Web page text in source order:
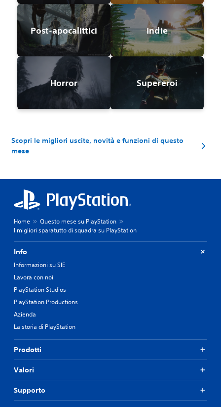
Post-apocalittici Indie
Horror Supereroi
Scopri le migliori uscite, novità e funzioni di questo
mese
Home
Questo mese su PlayStation
I migliori sparatutto di squadra su PlayStation
Info
Informazioni su SIE
Lavora con noi
PlayStation Studios
PlayStation Productions
Azienda
La storia di PlayStation
Prodotti
Valori
Supporto